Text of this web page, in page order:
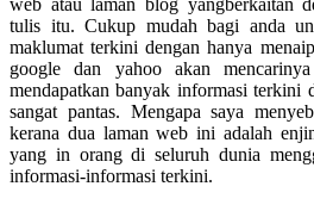
web atau laman blog yangberkaitan
tulis itu. Cukup mudah bagi anda
maklumat terkini dengan hanya
google dan yahoo akan
mendapatkan banyak informasi terkini
sangat pantas. Mengapa saya
kerana dua laman web ini adalah
yang in orang di seluruh dunia
informasi-informasi terkini.